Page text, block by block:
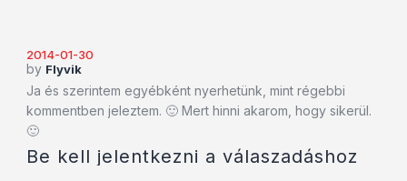
2014-01-30
by Flyvik
Ja és szerintem egyébként nyerhetünk, mint régebbi
kommentben jeleztem. 🙂 Mert hinni akarom, hogy sikerül.
🙂
Be kell jelentkezni a válaszadáshoz